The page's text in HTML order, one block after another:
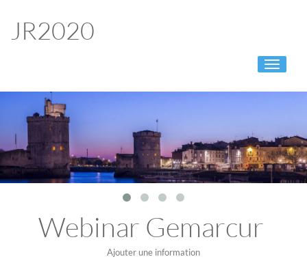
JR2020
Toggle
Webinar Gemarcur
Ajouter une information